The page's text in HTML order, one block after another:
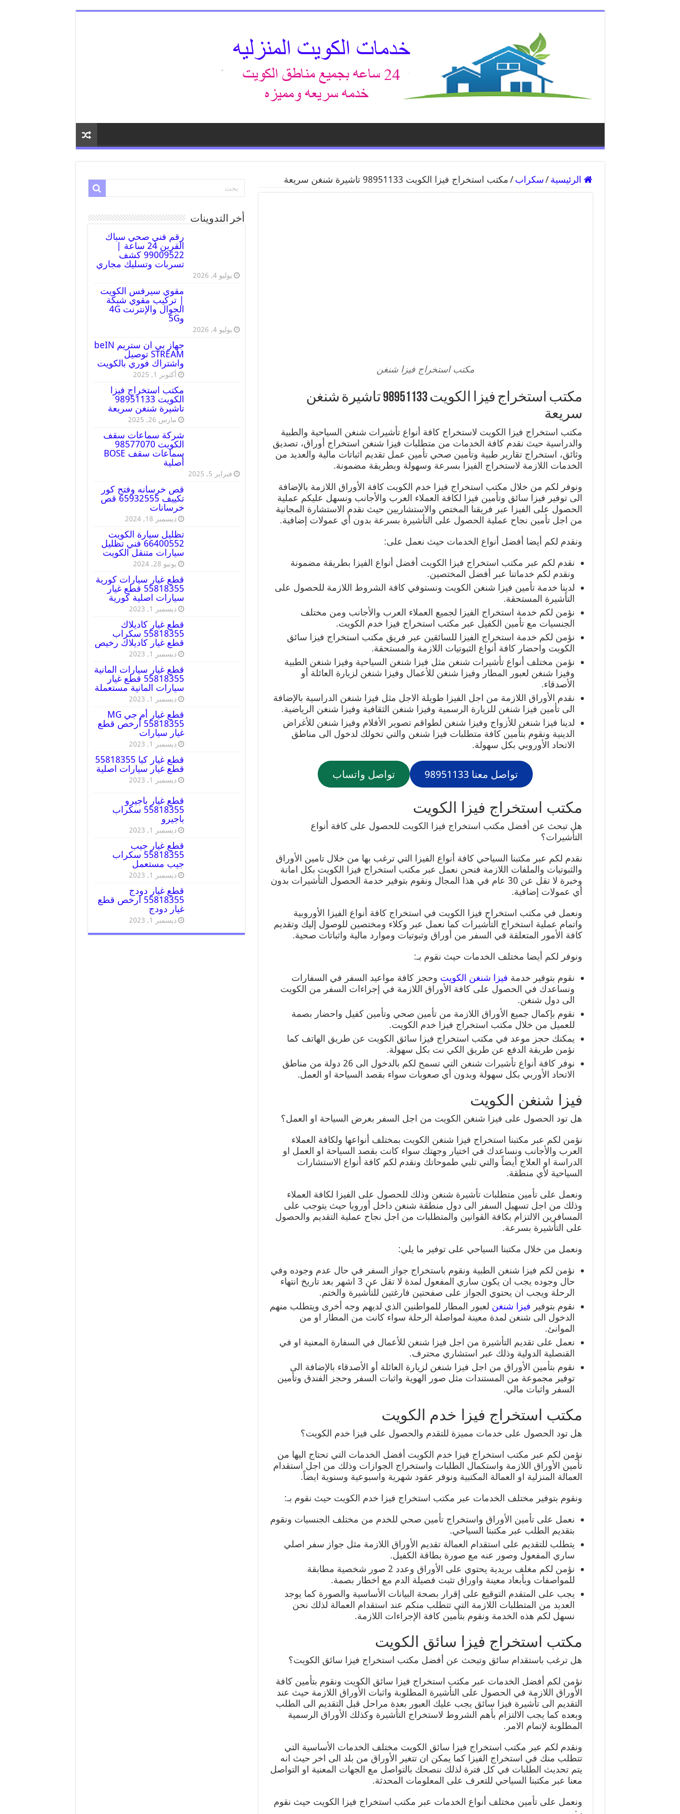
الرئيسية /سكراب /مكتب استخراج فيزا الكويت 98951133 تاشيرة شنغن سريعة
مكتب استخراج فيزا شنغن
مكتب استخراج فيزا الكويت 98951133 تاشيرة شنغن
سريعة
مكتب استخراج فيزا الكويت لاستخراج كافة أنواع تأشيرات شنغن السياحية والطبية
والدراسية حيث نقدم كافة الخدمات من متطلبات فيزا شنغن استخراج أوراق، تصديق
وثائق، استخراج تقارير طبية وتأمين صحي تأمين عمل تقديم اثباتات مالية والعديد من
الخدمات اللازمة لاستخراج الفيزا بسرعة وسهولة وبطريقة مضمونة.
ونوفر لكم من خلال مكتب استخراج فيزا خدم الكويت كافة الأوراق اللازمة بالإضافة
الى توفير فيزا سائق وتأمين فيزا لكافة العملاء العرب والأجانب ونسهل عليكم عملية
الحصول على الفيزا عبر فريقنا المختص والاستشاريين حيث نقدم الاستشارة المجانية
من اجل تأمين نجاح عملية الحصول على التأشيرة بسرعة بدون أي عمولات إضافية.
ونقدم لكم أيضا أفضل أنواع الخدمات حيث نعمل على:
نقدم لكم عبر مكتب استخراج فيزا الكويت أفضل أنواع الفيزا بطريقة مضمونة
ونقدم لكم خدماتنا عبر أفضل المختصين.
لدينا خدمة تأمين فيزا شنغن الكويت ونستوفي كافة الشروط اللازمة للحصول على
التأشيرة المستحقة.
نؤمن لكم خدمة استخراج الفيزا لجميع العملاء العرب والأجانب ومن مختلف
الجنسيات مع تأمين الكفيل عبر مكتب استخراج فيزا خدم الكويت.
نؤمن لكم خدمة استخراج الفيزا للسائقين عبر فريق مكتب استخراج فيزا سائق
الكويت واحضار كافة أنواع الثبوتيات اللازمة والمستحقة.
نؤمن مختلف أنواع تأشيرات شنغن مثل فيزا شنغن السياحية وفيزا شنغن الطبية
وفيزا شنغن لعبور المطار وفيزا شنغن للأعمال وفيزا شنغن لزيارة العائلة أو
الأصدقاء.
نقدم الأوراق اللازمة من اجل الفيزا طويلة الاجل مثل فيزا شنغن الدراسية بالإضافة
الى تأمين فيزا شنغن للزيارة الرسمية وفيزا شنغن الثقافية وفيزا شنغن الرياضية.
لدينا فيزا شنغن للأزواج وفيزا شنغن لطواقم تصوير الأفلام وفيزا شنغن للأغراض
الدينية ونقوم بتأمين كافة متطلبات فيزا شنغن والتي تخولك لدخول الى مناطق
الاتحاد الأوروبي بكل سهولة.
تواصل معنا 98951133 تواصل واتساب
مكتب استخراج فيزا الكويت
هل تبحث عن أفضل مكتب استخراج فيزا الكويت للحصول على كافة أنواع
التأشيرات؟
نقدم لكم عبر مكتبنا السياحي كافة أنواع الفيزا التي ترغب بها من خلال تامين الأوراق
والثبوتيات والملفات اللازمة فنحن نعمل عبر مكتب استخراج فيزا الكويت بكل امانة
وخبرة لا تقل عن 30 عام في هذا المجال ونقوم بتوفير خدمة الحصول التأشيرات بدون
أي عمولات إضافية.
ونعمل في مكتب استخراج فيزا الكويت في استخراج كافة أنواع الفيزا الأوروبية
واتمام عملية استخراج التأشيرات كما نعمل عبر وكلاء ومختصين للوصول إليك وتقديم
كافة الأمور المتعلقة في السفر من أوراق وثبوتيات وموارد مالية واثباتات صحية.
ونوفر لكم أيضا مختلف الخدمات حيث نقوم بـ:
نقوم بتوفير خدمة فيزا شنغن الكويت وحجز كافة مواعيد السفر في السفارات
ونساعدك في الحصول على كافة الأوراق اللازمة في إجراءات السفر من الكويت
الى دول شنغن.
نقوم بإكمال جميع الأوراق اللازمة من تأمين صحي وتأمين كفيل واحضار بصمة
للعميل من خلال مكتب استخراج فيزا خدم الكويت.
يمكنك حجز موعد في مكتب استخراج فيزا سائق الكويت عن طريق الهاتف كما
نؤمن طريقة الدفع عن طريق الكي نت بكل سهولة.
نوفر كافة أنواع تأشيرات شنغن التي تسمح لكم بالدخول الى 26 دولة من مناطق
الاتحاد الأوربي بكل سهولة وبدون أي صعوبات سواء بقصد السياحة او العمل.
فيزا شنغن الكويت
هل تود الحصول على فيزا شنغن الكويت من اجل السفر بغرض السياحة او العمل؟
نؤمن لكم عبر مكتبنا استخراج فيزا شنغن الكويت بمختلف أنواعها ولكافة العملاء
العرب والأجانب ونساعدك في اختيار وجهتك سواء كانت بقصد السياحة او العمل او
الدراسة او العلاج أيضاً والتي تلبي طموحاتك ونقدم لكم كافة أنواع الاستشارات
السياحية لأي منطقة.
ونعمل على تأمين متطلبات تأشيرة شنغن وذلك للحصول على الفيزا لكافة العملاء
وذلك من اجل تسهيل السفر الى دول منطقة شنغن داخل أوروبا حيث يتوجب على
المسافرين الالتزام بكافة القوانين والمتطلبات من اجل نجاح عملية التقديم والحصول
على التأشيرة بسرعة.
ونعمل من خلال مكتبنا السياحي على توفير ما يلي:
نؤمن لكم فيزا شنغن الطبية ونقوم باستخراج جواز السفر في حال عدم وجوده وفي
حال وجوده يجب ان يكون ساري المفعول لمدة لا تقل عن 3 اشهر بعد تاريخ انتهاء
الرحلة ويجب ان يحتوي الجواز على صفحتين فارغتين للتأشيرة والختم.
نقوم بتوفير فيزا شنغن لعبور المطار للمواطنين الذي لديهم وجه أخرى ويتطلب منهم
الدخول الى شنغن لمدة معينة لمواصلة الرحلة سواء كانت من المطار او من
الموانئ.
نعمل على تقديم التأشيرة من اجل فيزا شنغن للأعمال في السفارة المعنية او في
القنصلية الدولية وذلك عبر استشاري محترف.
نقوم بتأمين الأوراق من اجل فيزا شنغن لزيارة العائلة أو الأصدقاء بالإضافة الى
توفير مجموعة من المستندات مثل صور الهوية واثبات السفر وحجز الفندق وتأمين
السفر واثبات مالي.
مكتب استخراج فيزا خدم الكويت
هل تود الحصول على خدمات مميزة للتقدم والحصول على فيزا خدم الكويت؟
نؤمن لكم عبر مكتب استخراج فيزا خدم الكويت أفضل الخدمات التي تحتاج اليها من
تأمين الأوراق اللازمة واستكمال الطلبات واستخراج الجوازات وذلك من اجل استقدام
العمالة المنزلية او العمالة المكتبية ونوفر عقود شهرية واسبوعية وسنوية ايضاً.
ونقوم بتوفير مختلف الخدمات عبر مكتب استخراج فيزا خدم الكويت حيث نقوم بـ:
نعمل على تأمين الأوراق واستخراج تأمين صحي للخدم من مختلف الجنسيات ونقوم
بتقديم الطلب عبر مكتبنا السياحي.
يتطلب للتقديم على استقدام العمالة تقديم الأوراق اللازمة مثل جواز سفر اصلي
ساري المفعول وصور عنه مع صورة بطاقة الكفيل.
نؤمن لكم مغلف بريدية يحتوي على الأوراق وعدد 2 صور شخصية مطابقة
للمواصفات وبأبعاد معينة واوراق تثبت فصيلة الدم مع اخطار بصمة.
يجب على المتقدم التوقيع على إقرار بصحة البيانات الأساسية والصورة كما يوجد
العديد من المتطلبات اللازمة التي تتطلب منكم عند استقدام العمالة لذلك نحن
نسهل لكم هذه الخدمة ونقوم بتأمين كافة الإجراءات اللازمة.
مكتب استخراج فيزا سائق الكويت
هل ترغب باستقدام سائق وتبحث عن أفضل مكتب استخراج فيزا سائق الكويت؟
نؤمن لكم أفضل الخدمات عبر مكتب استخراج فيزا سائق الكويت ونقوم بتأمين كافة
الأوراق اللازمة في الحصول على التأشيرة المطلوبة واثبات الأوراق اللازمة حيث عند
التقديم الى تأشيرة فيزا سائق يجب عليك العبور بعدة مراحل قبل التقديم الى الطلب
وبعده كما يجب الالتزام بأهم الشروط لاستخراج التأشيرة وكذلك الأوراق الرسمية
المطلوبة لإتمام الامر.
ونقدم لكم عبر مكتب استخراج فيزا سائق الكويت مختلف الخدمات الأساسية التي
تتطلب منك في استخراج الفيزا كما يمكن ان تتغير الأوراق من بلد الى اخر حيث انه
يتم تحديث الطلبات في كل فترة لذلك ننصحك بالتواصل مع الجهات المعنية او التواصل
معنا عبر مكتبنا السياحي للتعرف على المعلومات المحدثة.
ونعمل على تأمين مختلف أنواع الخدمات عبر مكتب استخراج فيزا الكويت حيث نقوم
أخر التدوينات
رقم فني صحي سباك
القرين 24 ساعة |
99009522 كشف
تسربات وتسليك مجاري
يوليو 4, 2026
مقوي سيرفس الكويت
| تركيب مقوي شبكة
الجوال والإنترنت 4G
و5G
يوليو 4, 2026
جهاز بي ان ستريم beIN
STREAM توصيل
واشتراك فوري بالكويت
أكتوبر 1, 2025
مكتب استخراج فيزا
الكويت 98951133
تاشيرة شنغن سريعة
مارس 26, 2025
شركة سماعات سقف
الكويت 98577070
سماعات سقف BOSE
أصلية
فبراير 5, 2025
قص خرسانه وفتح كور
تكييف 65932555 قص
خرسانات
ديسمبر 18, 2024
تظليل سيارة الكويت
66400552 فني تظليل
سيارات متنقل الكويت
يونيو 28, 2024
قطع غيار سيارات كورية
55818355 قطع غيار
سيارات اصلية كورية
ديسمبر 1, 2023
قطع غيار كاديلاك
55818355 سكراب
قطع غيار كاديلاك رخيص
ديسمبر 1, 2023
قطع غيار سيارات المانية
55818355 قطع غيار
سيارات المانية مستعملة
ديسمبر 1, 2023
قطع غيار أم جي MG
55818355 أرخص قطع
غيار سيارات
ديسمبر 1, 2023
قطع غيار كيا 55818355
قطع غيار سيارات اصلية
ديسمبر 1, 2023
قطع غيار باجيرو
55818355 سكراب
باجيرو
ديسمبر 1, 2023
قطع غيار جيب
55818355 سكراب
جيب مستعمل
ديسمبر 1, 2023
قطع غيار دودج
55818355 ارخص قطع
غيار دودج
ديسمبر 1, 2023